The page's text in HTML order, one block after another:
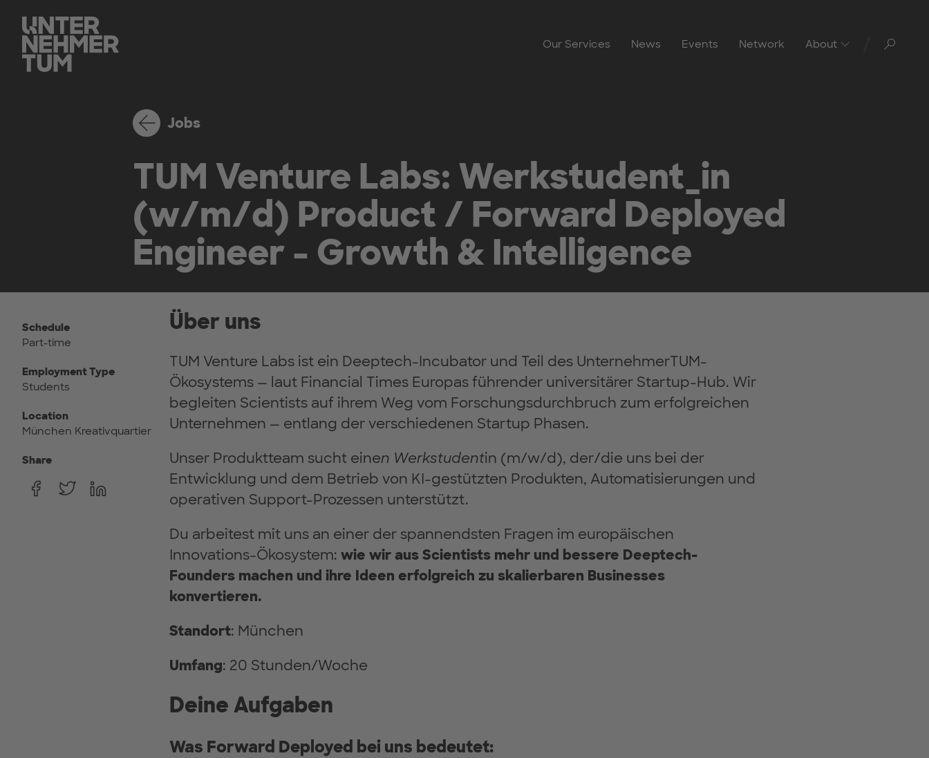
Our Services News Events Network About
Jobs
TUM Venture Labs: Werkstudent_in
(w/m/d) Product / Forward Deployed
Engineer - Growth & Intelligence
Schedule
Part-time
Employment Type
Students
Location
München Kreativquartier
Share
Über uns
TUM Venture Labs ist ein Deeptech-Incubator und Teil des UnternehmerTUM-
Ökosystems — laut Financial Times Europas führender universitärer Startup-Hub. Wir
begleiten Scientists auf ihrem Weg vom Forschungsdurchbruch zum erfolgreichen
Unternehmen — entlang der verschiedenen Startup Phasen.
Unser Produktteam sucht einen Werkstudentin (m/w/d), der/die uns bei der
Entwicklung und dem Betrieb von KI-gestützten Produkten, Automatisierungen und
operativen Support-Prozessen unterstützt.
Du arbeitest mit uns an einer der spannendsten Fragen im europäischen
Innovations-Ökosystem: wie wir aus Scientists mehr und bessere Deeptech-
Founders machen und ihre Ideen erfolgreich zu skalierbaren Businesses
konvertieren.
Standort: München
Umfang: 20 Stunden/Woche
Deine Aufgaben
Was Forward Deployed bei uns bedeutet: